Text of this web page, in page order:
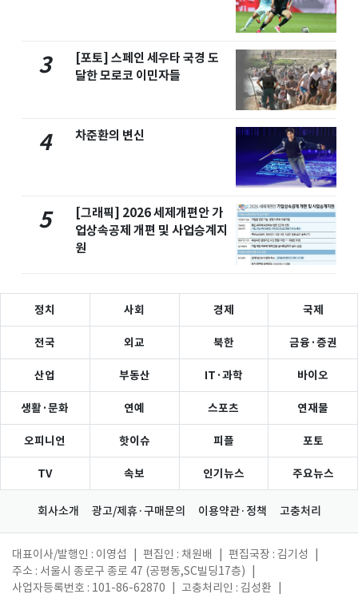
3
[포토] 스페인 세우타 국경 도
달한 모로코 이민자들
4 차준환의 변신
5
[그래픽] 2026 세제개편안 가
업상속공제 개편 및 사업승계지
원
정치 사회 경제 국제
전국 외교 북한 금융·증권
산업 부동산 IT·과학 바이오
생활·문화 연예 스포츠 연재물
오피니언 핫이슈 피플 포토
TV 속보 인기뉴스 주요뉴스
회사소개 광고/제휴·구매문의 이용약관·정책 고충처리
대표이사/발행인 : 이영섭 편집인 : 채원배 편집국장 : 김기성
주소 : 서울시 종로구 종로 47 (공평동,SC빌딩17층)
사업자등록번호 : 101-86-62870
고충처리인 : 김성환